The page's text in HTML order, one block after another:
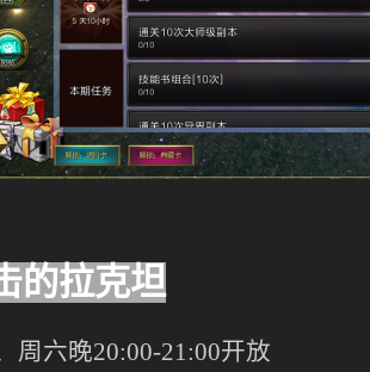
的拉克坦
周六晚20:00-21:00开放